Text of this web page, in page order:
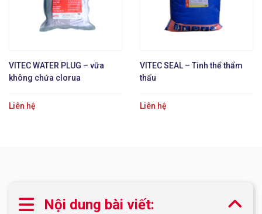
VITEC WATER PLUG – vữa
không chứa clorua
Liên hệ
VITEC SEAL – Tinh thể thẩm
thấu
Liên hệ
Nội dung bài viết: